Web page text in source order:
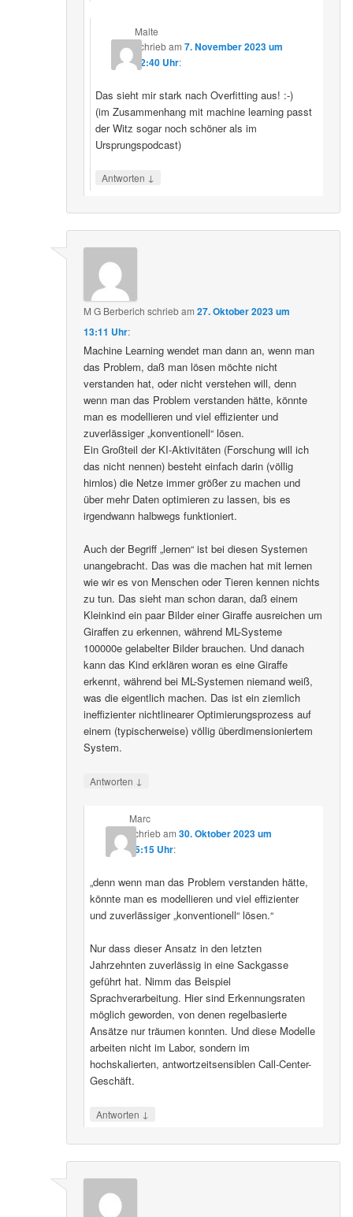
Malte
schriebam7. November 2023 um
22:40 Uhr:
Das sieht mir stark nach Overfitting aus! :-)
(im Zusammenhang mit machine learning passt
der Witz sogar noch schöner als im
Ursprungspodcast)
Antworten ↓
M G Berberich schriebam27. Oktober 2023 um
13:11 Uhr:
Machine Learning wendet man dann an, wenn man
das Problem, daß man lösen möchte nicht
verstanden hat, oder nicht verstehen will, denn
wenn man das Problem verstanden hätte, könnte
man es modellieren und viel effizienter und
zuverlässiger „konventionell“ lösen.
Ein Großteil der KI-Aktivitäten (Forschung will ich
das nicht nennen) besteht einfach darin (völlig
hirnlos) die Netze immer größer zu machen und
über mehr Daten optimieren zu lassen, bis es
irgendwann halbwegs funktioniert.
Auch der Begriff „lernen“ ist bei diesen Systemen
unangebracht. Das was die machen hat mit lernen
wie wir es von Menschen oder Tieren kennen nichts
zu tun. Das sieht man schon daran, daß einem
Kleinkind ein paar Bilder einer Giraffe ausreichen um
Giraffen zu erkennen, während ML-Systeme
100000e gelabelter Bilder brauchen. Und danach
kann das Kind erklären woran es eine Giraffe
erkennt, während bei ML-Systemen niemand weiß,
was die eigentlich machen. Das ist ein ziemlich
ineffizienter nichtlinearer Optimierungsprozess auf
einem (typischerweise) völlig überdimensioniertem
System.
Antworten ↓
Marc
schriebam 30. Oktober 2023 um
15:15 Uhr:
„denn wenn man das Problem verstanden hätte,
könnte man es modellieren und viel effizienter
und zuverlässiger „konventionell“ lösen.“
Nur dass dieser Ansatz in den letzten
Jahrzehnten zuverlässig in eine Sackgasse
geführt hat. Nimm das Beispiel
Sprachverarbeitung. Hier sind Erkennungsraten
möglich geworden, von denen regelbasierte
Ansätze nur träumen konnten. Und diese Modelle
arbeiten nicht im Labor, sondern im
hochskalierten, antwortzeitsensiblen Call-Center-
Geschäft.
Antworten ↓